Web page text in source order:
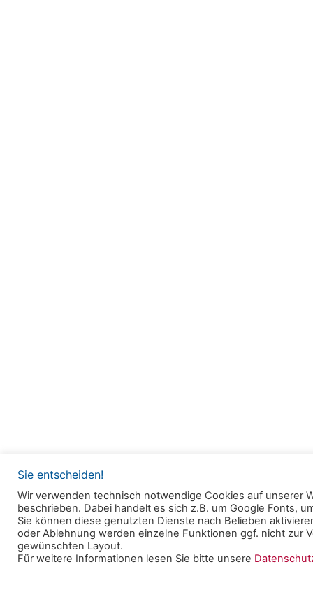
© 2025 Clearingstelle Medienkompetenz der
Bischofskonferenz an der Katholischen
Datenschutzerklärung
Sie entscheiden!
Wir verwenden technisch notwendige Cookies auf unserer
beschrieben. Dabei handelt es sich z.B. um Google Fonts,
Sie können diese genutzten Dienste nach Belieben
oder Ablehnung werden einzelne Funktionen ggf. nicht zur
gewünschten Layout.
Für weitere Informationen lesen Sie bitte unsere